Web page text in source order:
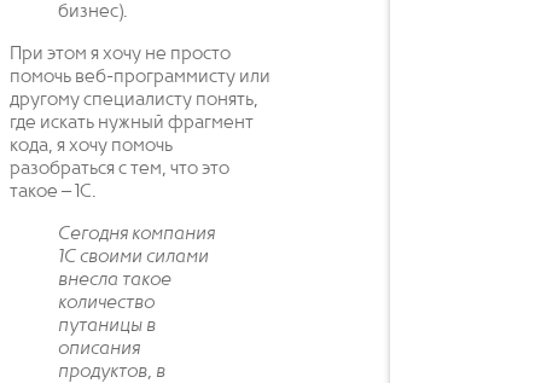
бизнес).
При этом я хочу не просто
помочь веб-программисту или
другому специалисту понять,
где искать нужный фрагмент
кода, я хочу помочь
разобраться с тем, что это
такое – 1С.
Сегодня компания
1С своими силами
внесла такое
количество
путаницы в
описания
продуктов, в